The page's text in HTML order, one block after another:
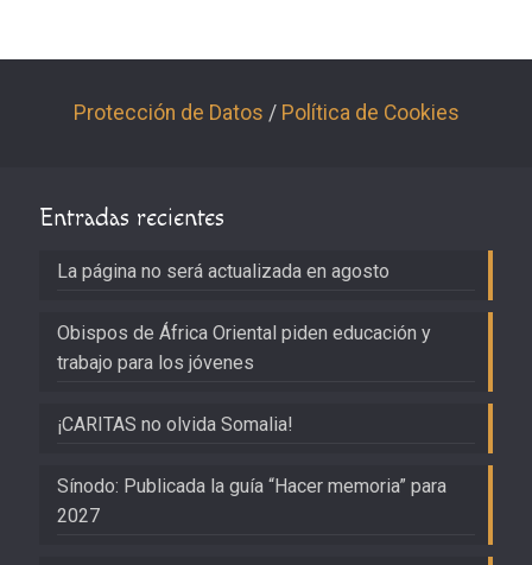
Protección de Datos / Política de Cookies
Entradas recientes
La página no será actualizada en agosto
Obispos de África Oriental piden educación y
trabajo para los jóvenes
¡CARITAS no olvida Somalia!
Sínodo: Publicada la guía “Hacer memoria” para
2027